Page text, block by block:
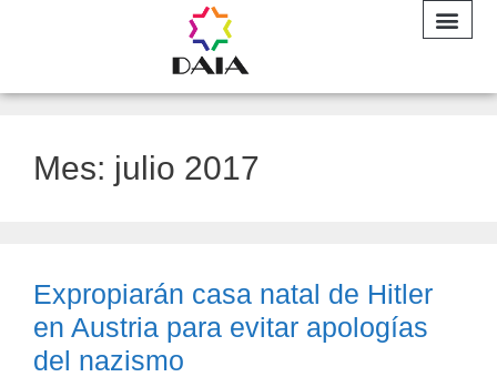
Mes: julio 2017
Expropiarán casa natal de Hitler
en Austria para evitar apologías
del nazismo